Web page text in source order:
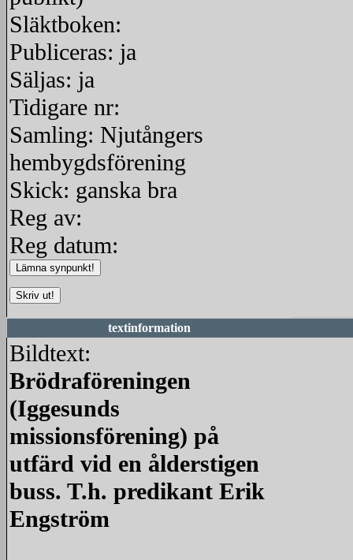
Släktboken:
Publiceras: ja
Säljas: ja
Tidigare nr:
Samling: Njutångers
hembygdsförening
Skick: ganska bra
Reg av:
Reg datum:
textinformation
Bildtext:
Brödraföreningen
(Iggesunds
missionsförening) på
utfärd vid en ålderstigen
buss. T.h. predikant Erik
Engström